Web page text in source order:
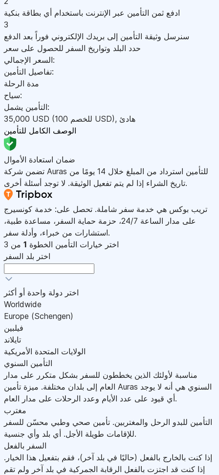
ادفع ثمن التأمين عبر الإنترنت باستخدام أي بطاقة بنكية
3
سنرسل وثيقة التأمين إلى بريدك الإلكتروني فوراً بعد الدفع
حدد البلد وتواريخ السفر للحصول على سعر
السعر الإجمالي:
تفاصيل التأمين:
مدة الرحلة
سياح:
التأمين يشمل:
35,000 USD USD), هادئ
الوصف الكامل للتأمين
ضمان استعادة الأموال
تضمن شركة Auras للتأمين استرداد من المبلغ خلال 14 يومًا من
تاريخ الشراء إذا لم يتم تفعيل الوثيقة. لا توجد أسئلة أخرى.
تريب بوكس هي خدمة سفر شاملة. تحصل على: خدمة كونسيرج
على مدار الساعة 24/7، حزمة حماية السفر، مساعدة طبية،
استشارات من خبراء، وأدلة سفر.
اختر خيارات التأمين الخطوة 1 من 3
اختر بلد السفر
اختر دولة واحدة أو أكثر
Worldwide
Europe (Schengen)
فيلبين
تايلاند
الولايات المتحدة الأمريكية
التأمين السنوي
مناسبة لأولئك الذين يخططون للسفر بشكل متكرر على مدار
العام إلى بلدان مختلفة. ميزة تأمين Auras السنوي هي أنه لا يوجد
أي قيود على عدد الأيام وعدد الرحلات على مدار العام.
مغترب
التأمين للبدو الرحل والمغتربين. تأمين صحي وطبي محسّن للسفر
للإقامات طويلة الأجل. أي بلد وأي جنسية.
السفر بالفعل
إذا كنت بالخارج بالفعل (حاليًا في بلد آخر)، فقم بتفعيل هذا الخيار.
إذا كنت قد اجتزت بالفعل الرقابة الجمركية في بلد آخر ولم تقم